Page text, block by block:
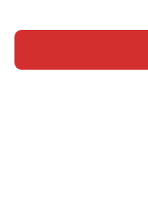
முகப்பு வகைகள்